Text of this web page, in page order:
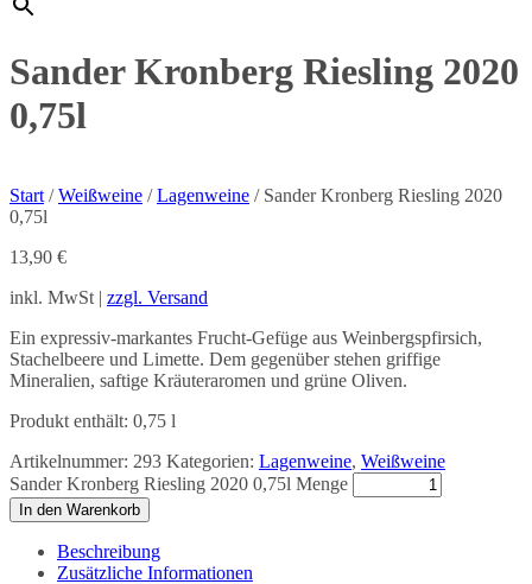
Sander Kronberg Riesling 2020
0,75l
Start /Weißweine /Lagenweine / Sander Kronberg Riesling 2020
0,75l
13,90 €
inkl. MwSt | zzgl. Versand
Ein expressiv-markantes Frucht-Gefüge aus Weinbergspfirsich,
Stachelbeere und Limette. Dem gegenüber stehen griffige
Mineralien, saftige Kräuteraromen und grüne Oliven.
Produkt enthält: 0,75 l
Artikelnummer: 293 Kategorien: Lagenweine, Weißweine
Sander Kronberg Riesling 2020 0,75l Menge
In den Warenkorb
Beschreibung
Zusätzliche Informationen